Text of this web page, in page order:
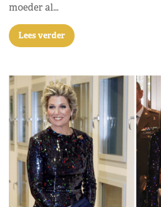
moeder al…
Lees verder